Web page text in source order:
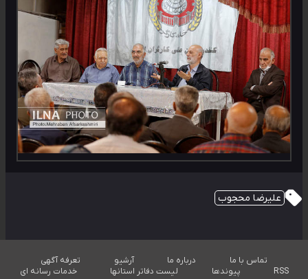
علیرضا محجوب
تماس با ما درباره ما آرشیو
تعرفه آگهی
RSS
پیوندها لیست دفاتر استانها خدمات رسانه ای